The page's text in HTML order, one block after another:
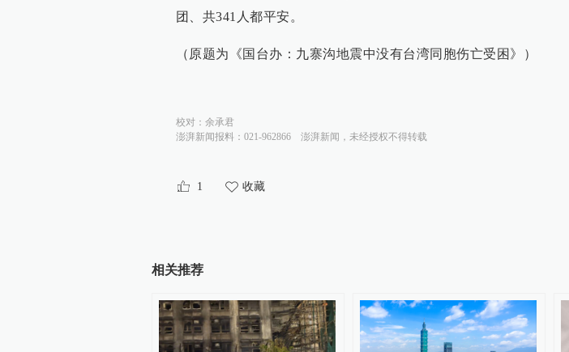
团、共341人都平安。
（原题为《国台办：九寨沟地震中没有台湾同胞伤亡受困》）
校对： 余承君
澎湃新闻报料：021-962866
澎湃新闻，未经授权不得转载
1 收藏
相关推荐